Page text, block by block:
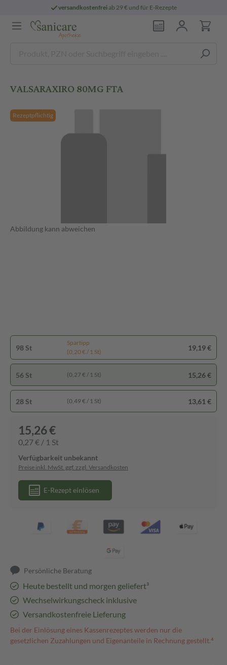
versandkostenfreiab 29 € und für E-Rezepte
VALSARAXIRO 80MG FTA
Rezeptpflichtig
Abbildung kann abweichen
98 St
Spartipp
(0,20 € / 1 St)
19,19 €
56 St (0,27 € / 1 St) 15,26 €
28 St (0,49 € / 1 St) 13,61 €
15,26 €
0,27 € / 1 St
Verfügbarkeit unbekannt
Preise inkl. MwSt. ggf. zzgl. Versandkosten
E-Rezept einlösen
Persönliche Beratung
Heute bestellt und morgen geliefert³
Wechselwirkungscheck inklusive
Versandkostenfreie Lieferung
Bei der Einlösung eines Kassenrezeptes werden nur die
gesetzlichen Zuzahlungen und Eigenanteile in Rechnung gestellt.⁴